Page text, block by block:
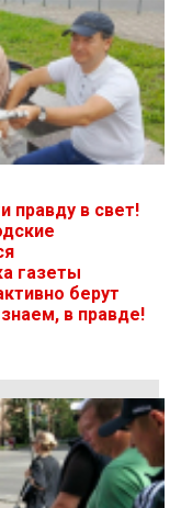
правду в свет!
газеты
берут
в правде!